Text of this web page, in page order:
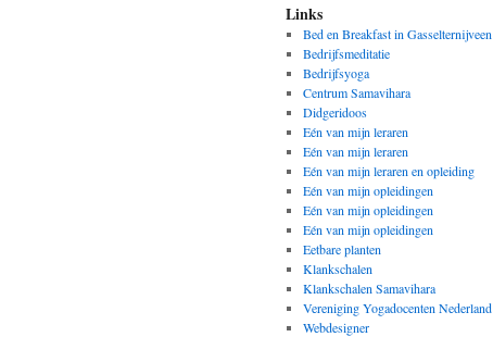
Links
Bed en Breakfast in Gasselternijveen
Bedrijfsmeditatie
Bedrijfsyoga
Centrum Samavihara
Didgeridoos
Eén van mijn leraren
Eén van mijn leraren
Eén van mijn leraren en opleiding
Eén van mijn opleidingen
Eén van mijn opleidingen
Eén van mijn opleidingen
Eetbare planten
Klankschalen
Klankschalen Samavihara
Vereniging Yogadocenten Nederland
Webdesigner